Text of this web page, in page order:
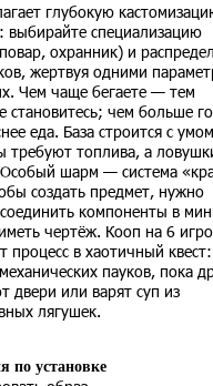
глубокую
выбирайте специализацию
охранник) и
жертвуя одними
Чем чаще бегаете — тем
становитесь; чем больше
еда. База строится с
требуют топлива, а
шарм — система
создать предмет, нужно
компоненты в
чертёж. Кооп на 6
процесс в хаотичный
пауков, пока
двери или варят суп из
лягушек.
по установке